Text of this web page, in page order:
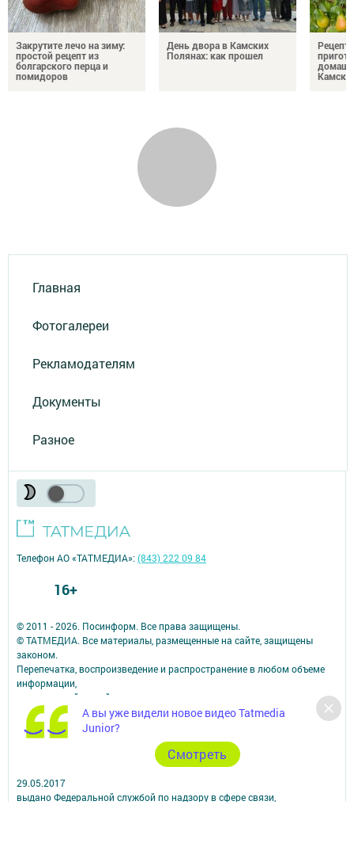
Закрутите лечо на зиму:
простой рецепт из
болгарского перца и
помидоров
День двора в Камских
Полянах: как прошел
Главная
Фотогалереи
Рекламодателям
Документы
Разное
А вы уже видели новое видео Tatmedia
Junior?
Cмотреть
© 2011 - 2026. Посинформ. Все права защищены.
© ТАТМЕДИА. Все материалы, размещенные на сайте, защищены
законом.
Перепечатка, воспроизведение и распространение в любом объеме
информации,
размещенной на сайте, возможна только с письменного согласия
редакций СМИ.
При поддержке Республиканского агентства по печати и массовым
коммуникациям.
Наименование СМИ: Посинформ
№ свидетельства о регистрации СМИ, дата: ЭЛ № ФС 77 - 69869 от
29.05.2017
выдано Федеральной службой по надзору в сфере связи,
Телефон АО «ТАТМЕДИА»:(843) 222 09 84
16+